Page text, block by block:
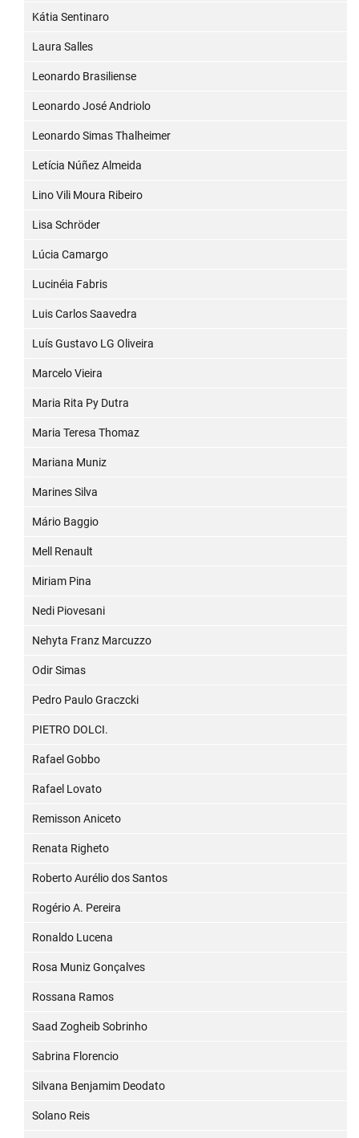
Kátia Sentinaro
Laura Salles
Leonardo Brasiliense
Leonardo José Andriolo
Leonardo Simas Thalheimer
Letícia Núñez Almeida
Lino Vili Moura Ribeiro
Lisa Schröder
Lúcia Camargo
Lucinéia Fabris
Luis Carlos Saavedra
Luís Gustavo LG Oliveira
Marcelo Vieira
Maria Rita Py Dutra
Maria Teresa Thomaz
Mariana Muniz
Marines Silva
Mário Baggio
Mell Renault
Miriam Pina
Nedi Piovesani
Nehyta Franz Marcuzzo
Odir Simas
Pedro Paulo Graczcki
PIETRO DOLCI.
Rafael Gobbo
Rafael Lovato
Remisson Aniceto
Renata Righeto
Roberto Aurélio dos Santos
Rogério A. Pereira
Ronaldo Lucena
Rosa Muniz Gonçalves
Rossana Ramos
Saad Zogheib Sobrinho
Sabrina Florencio
Silvana Benjamim Deodato
Solano Reis